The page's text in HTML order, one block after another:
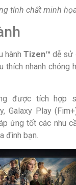
tính chất minh
hành Tizen™ dễ sử
thích nhanh chóng
được tích hợp
Galaxy Play
ứng tốt các nhu
đình bạn.